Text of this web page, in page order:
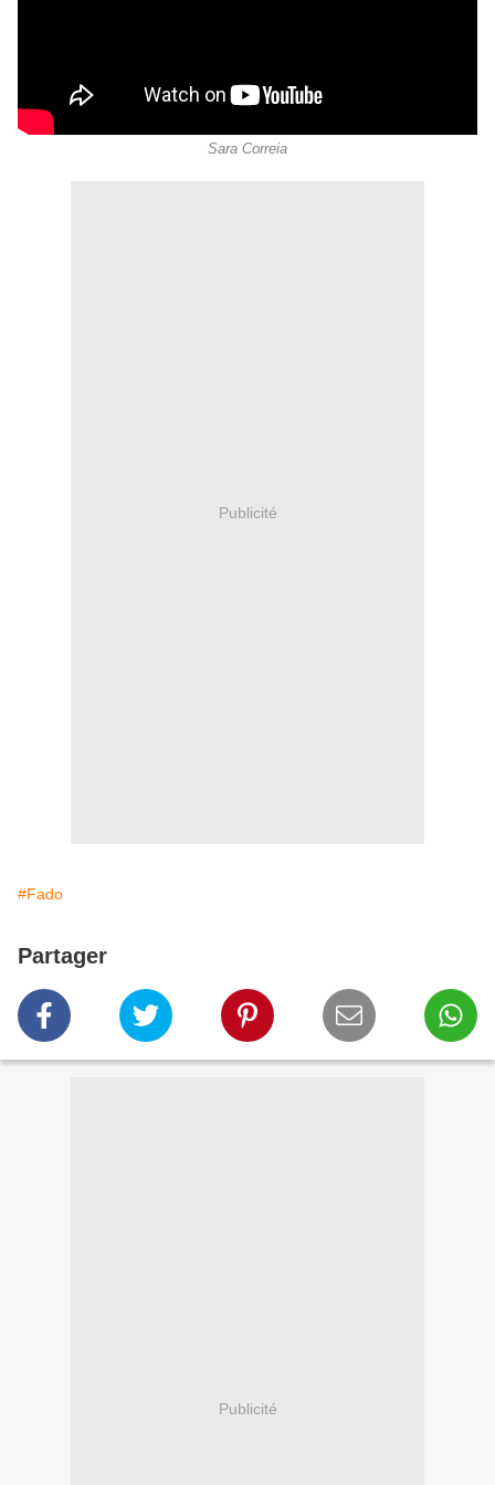
Sara Correia
Publicité
#Fado
Partager
Publicité